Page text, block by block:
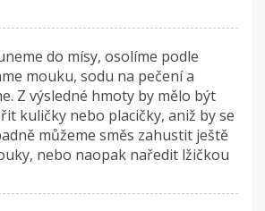
do mísy, osolíme podle
mouku, sodu na pečení a
Z výsledné hmoty by mělo být
kuličky nebo placičky, aniž by se
můžeme směs zahustit ještě
nebo naopak naředit lžičkou